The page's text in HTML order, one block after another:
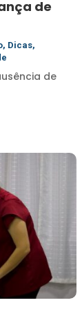
de
, Dicas,
de